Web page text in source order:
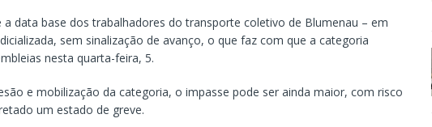
a data base dos trabalhadores do transporte coletivo de Blumenau – em
sem sinalização de avanço, o que faz com que a categoria
nesta quarta-feira, 5.
e mobilização da categoria, o impasse pode ser ainda maior, com risco
um estado de greve.